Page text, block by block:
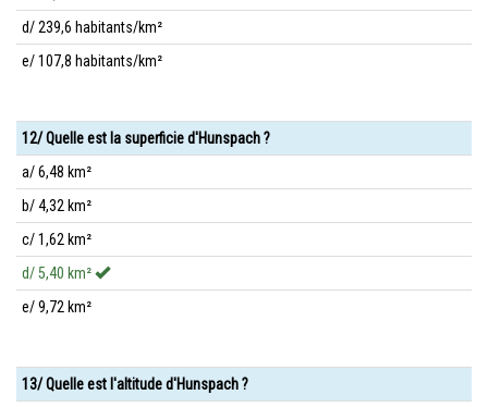
d/ 239,6 habitants/km²
e/ 107,8 habitants/km²
12/ Quelle est la superficie d'Hunspach ?
a/ 6,48 km²
b/ 4,32 km²
c/ 1,62 km²
d/ 5,40 km²
e/ 9,72 km²
13/ Quelle est l'altitude d'Hunspach ?